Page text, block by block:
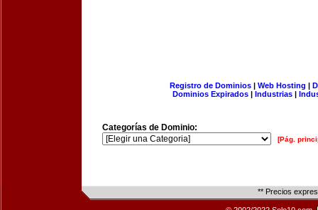
Registro de Dominios| Web Hosting |
Dominios Expirados | Industrias |
Categorías de Dominio:
[Pág.
** Precios